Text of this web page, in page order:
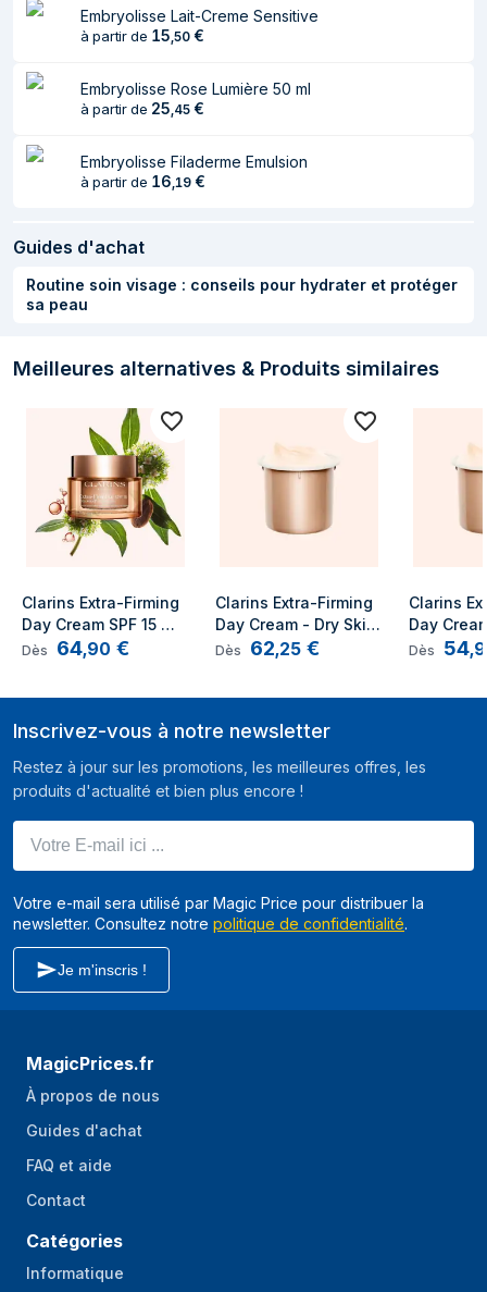
Ingrédients
ACRYLATE CROSSPOLYMER.
HYDROXYACETOPHENONE. XANTHAN
EXTRACT. ETHYLHEXYLGLYCERIN.
TOCOPHERYL ACETATE. ALOE
DISODIUM EDTA. SODIUM
HYDROXIDE. PROPANEDIOL.
ORTHOSIPHON STAMINEUS
PHENETHYL ALCOHOL. CARYA
EXTRACT. FURCELLARIA LUMBRICALIS
EXTRACT. CI 15985/YELLOW 6.
LAPSANA COMMUNIS
SAL/SEA SALT/SEL MARIN.
Informations sur l'emballage
Quantité
Embryolisse Lait-Creme Sensitive
à partir de 15 50 €
Embryolisse Rose Lumière 50 ml
à partir de 25 45 €
Embryolisse Filaderme Emulsion
à partir de 16 19 €
Guides d'achat
Routine soin visage : conseils pour hydrater et protéger
sa peau
Meilleures alternatives & Produits similaires
Clarins Extra-Firming
Day Cream SPF 15
Crème de jour Visage
Dès 64,90 €
Clarins Extra-Firming
Day Cream - Dry Skin
Refill Crème de jour
Dès 62,25 €
Clarins
Day
Types
Dès 54,
Inscrivez-vous à notre newsletter
Restez à jour sur les promotions, les meilleures offres, les
produits d'actualité et bien plus encore !
Votre e-mail sera utilisé par Magic Price pour distribuer la
newsletter. Consultez notre politique de confidentialité.
Je m'inscris !
MagicPrices.fr
À propos de nous
Guides d'achat
FAQ et aide
Contact
Catégories
Informatique